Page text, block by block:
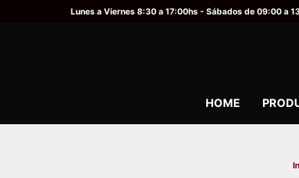
Lunes a Viernes 8:30 a 17:00hs - Sábados de 09:00 a
HOME